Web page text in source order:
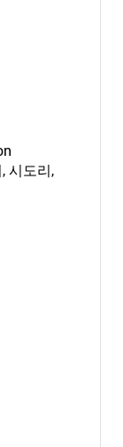
시도리,